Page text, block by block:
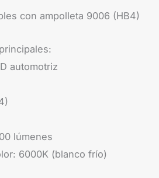
con ampolleta 9006 (HB4)
automotriz
lúmenes
6000K (blanco frío)